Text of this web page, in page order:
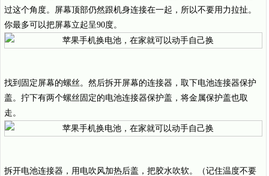
过这个角度。屏幕顶部仍然跟机身连接在一起，所以不要用力拉扯。
你最多可以把屏幕立起呈90度。
找到固定屏幕的螺丝。然后拆开屏幕的连接器，取下电池连接器保护
盖。拧下有两个螺丝固定的电池连接器保护盖，将金属保护盖也取
走。
拆开电池连接器，用电吹风加热后盖，把胶水吹软。（记住温度不要